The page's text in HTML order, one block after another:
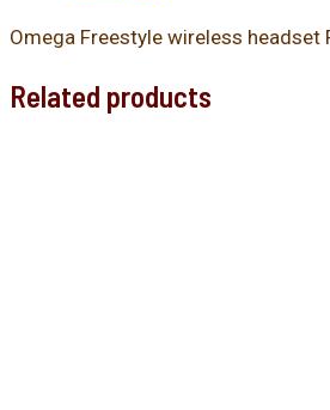
Omega Freestyle wireless headset
Related products